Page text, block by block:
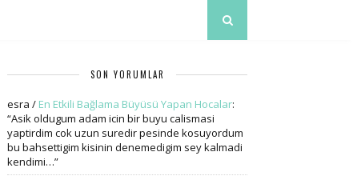
SON YORUMLAR
esra / En Etkili Bağlama Büyüsü Yapan Hocalar:
“Asik oldugum adam icin bir buyu calismasi
yaptirdim cok uzun suredir pesinde kosuyordum
bu bahsettigim kisinin denemedigim sey kalmadi
kendimi…”